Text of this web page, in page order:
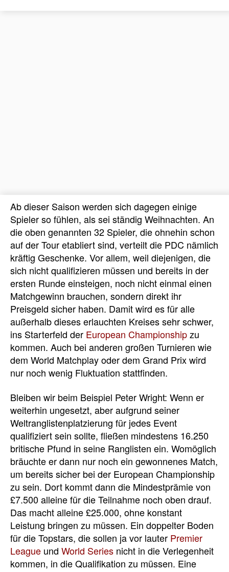
Ab dieser Saison werden sich dagegen einige
Spieler so fühlen, als sei ständig Weihnachten. An
die oben genannten 32 Spieler, die ohnehin schon
auf der Tour etabliert sind, verteilt die PDC nämlich
kräftig Geschenke. Vor allem, weil diejenigen, die
sich nicht qualifizieren müssen und bereits in der
ersten Runde einsteigen, noch nicht einmal einen
Matchgewinn brauchen, sondern direkt ihr
Preisgeld sicher haben. Damit wird es für alle
außerhalb dieses erlauchten Kreises sehr schwer,
ins Starterfeld der European Championshipzu
kommen. Auch bei anderen großen Turnieren wie
dem World Matchplay oder dem Grand Prix wird
nur noch wenig Fluktuation stattfinden.
Bleiben wir beim Beispiel Peter Wright: Wenn er
weiterhin ungesetzt, aber aufgrund seiner
Weltranglistenplatzierung für jedes Event
qualifiziert sein sollte, fließen mindestens 16.250
britische Pfund in seine Ranglisten ein. Womöglich
bräuchte er dann nur noch ein gewonnenes Match,
um bereits sicher bei der European Championship
zu sein. Dort kommt dann die Mindestprämie von
£7.500 alleine für die Teilnahme noch oben drauf.
Das macht alleine £25.000, ohne konstant
Leistung bringen zu müssen. Ein doppelter Boden
für die Topstars, die sollen ja vor lauter Premier
League und World Series nicht in die Verlegenheit
kommen, in die Qualifikation zu müssen. Eine